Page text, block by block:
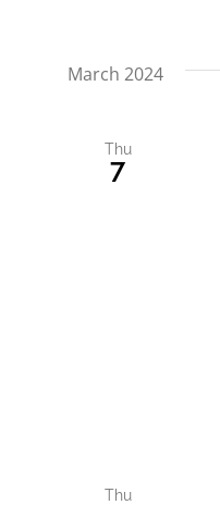
March 2024
Thu
7
Thu